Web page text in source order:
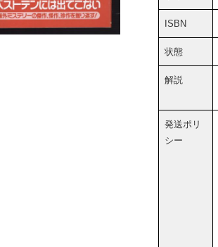
ISBN
状態
解説
発送ポリ
シー